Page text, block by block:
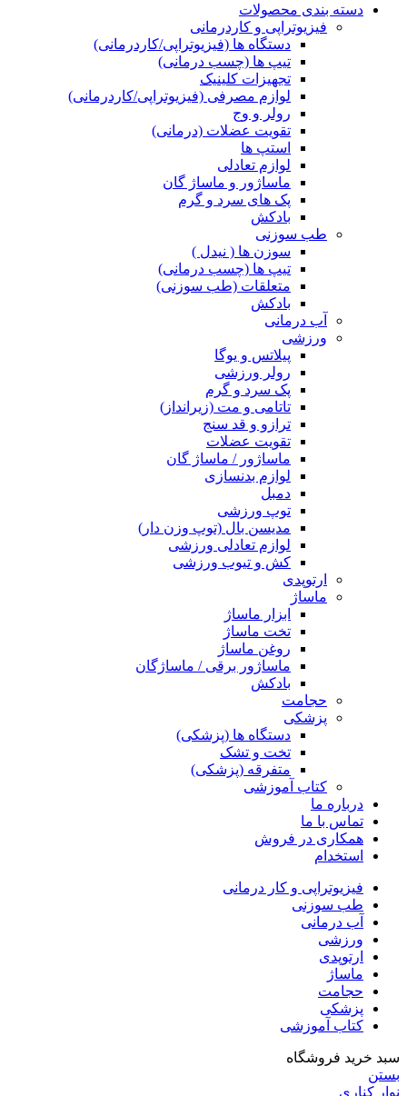
دسته بندی محصولات
فیزیوتراپی و کاردرمانی
دستگاه ها (فیزیوتراپی/کاردرمانی)
تیپ ها (چسب درمانی)
تجهیزات کلینیک
لوازم مصرفی (فیزیوتراپی/کاردرمانی)
رولر و وج
تقویت عضلات (درمانی)
استپ ها
لوازم تعادلی
ماساژور و ماساژ گان
پک های سرد و گرم
بادکش
طب سوزنی
سوزن ها ( نیدل )
تیپ ها (چسب درمانی)
متعلقات (طب سوزنی)
بادکش
آب درمانی
ورزشی
پیلاتس و یوگا
رولر ورزشی
پک سرد و گرم
تاتامی و مت (زیرانداز)
ترازو و قد سنج
تقویت عضلات
ماساژور / ماساژ گان
لوازم بدنسازی
دمبل
توپ ورزشی
مدیسن بال (توپ وزن دار)
لوازم تعادلی ورزشی
کش و تیوب ورزشی
ارتوپدی
ماساژ
ابزار ماساژ
تخت ماساژ
روغن ماساژ
ماساژور برقی / ماساژگان
بادکش
حجامت
پزشکی
دستگاه ها (پزشکی)
تخت و تشک
متفرقه (پزشکی)
کتاب آموزشی
درباره ما
تماس با ما
همکاری در فروش
استخدام
فیزیوتراپی و کار درمانی
طب سوزنی
آب درمانی
ورزشی
ارتوپدی
ماساژ
حجامت
پزشکی
کتاب آموزشی
سبد خرید فروشگاه
بستن
نوار کناری